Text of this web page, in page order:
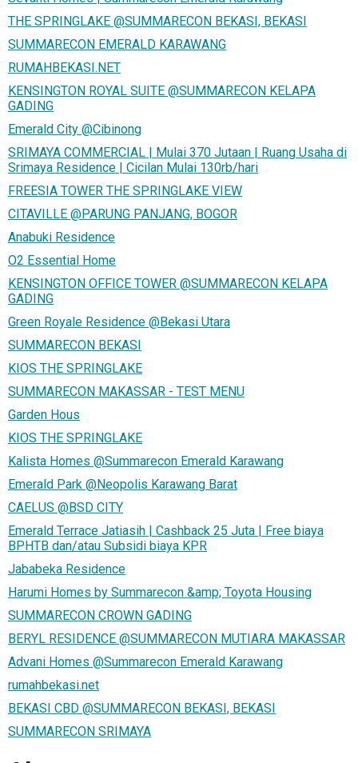
THE SPRINGLAKE @SUMMARECON BEKASI, BEKASI
SUMMARECON EMERALD KARAWANG
RUMAHBEKASI.NET
KENSINGTON ROYAL SUITE @SUMMARECON KELAPA
GADING
Emerald City @Cibinong
SRIMAYA COMMERCIAL | Mulai 370 Jutaan | Ruang Usaha di
Srimaya Residence | Cicilan Mulai 130rb/hari
FREESIA TOWER THE SPRINGLAKE VIEW
CITAVILLE @PARUNG PANJANG, BOGOR
Anabuki Residence
O2 Essential Home
KENSINGTON OFFICE TOWER @SUMMARECON KELAPA
GADING
Green Royale Residence @Bekasi Utara
SUMMARECON BEKASI
KIOS THE SPRINGLAKE
SUMMARECON MAKASSAR - TEST MENU
Garden Hous
KIOS THE SPRINGLAKE
Kalista Homes @Summarecon Emerald Karawang
Emerald Park @Neopolis Karawang Barat
CAELUS @BSD CITY
Emerald Terrace Jatiasih | Cashback 25 Juta | Free biaya
BPHTB dan/atau Subsidi biaya KPR
Jababeka Residence
Harumi Homes by Summarecon &amp; Toyota Housing
SUMMARECON CROWN GADING
BERYL RESIDENCE @SUMMARECON MUTIARA MAKASSAR
Advani Homes @Summarecon Emerald Karawang
rumahbekasi.net
BEKASI CBD @SUMMARECON BEKASI, BEKASI
SUMMARECON SRIMAYA